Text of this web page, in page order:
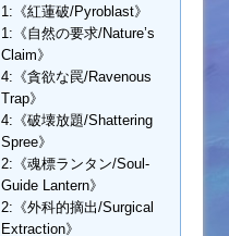
1:《紅蓮破/Pyroblast》
1:《自然の要求/Nature’s
Claim》
4:《貪欲な罠/Ravenous
Trap》
4:《破壊放題/Shattering
Spree》
2:《魂標ランタン/Soul-
Guide Lantern》
2:《外科的摘出/Surgical
Extraction》